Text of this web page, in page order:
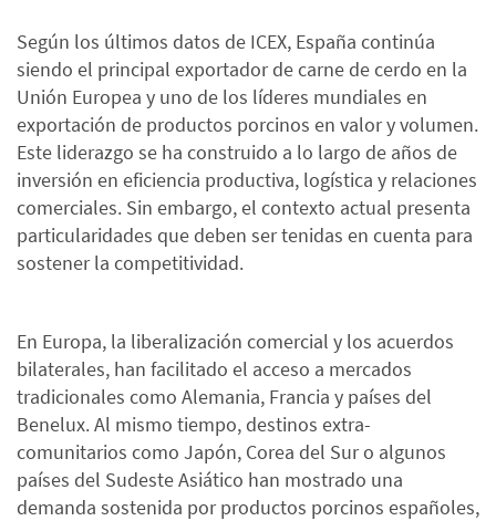
Según los últimos datos de ICEX, España continúa
siendo el principal exportador de carne de cerdo en la
Unión Europea y uno de los líderes mundiales en
exportación de productos porcinos en valor y volumen.
Este liderazgo se ha construido a lo largo de años de
inversión en eficiencia productiva, logística y relaciones
comerciales. Sin embargo, el contexto actual presenta
particularidades que deben ser tenidas en cuenta para
sostener la competitividad.
En Europa, la liberalización comercial y los acuerdos
bilaterales, han facilitado el acceso a mercados
tradicionales como Alemania, Francia y países del
Benelux. Al mismo tiempo, destinos extra-
comunitarios como Japón, Corea del Sur o algunos
países del Sudeste Asiático han mostrado una
demanda sostenida por productos porcinos españoles,